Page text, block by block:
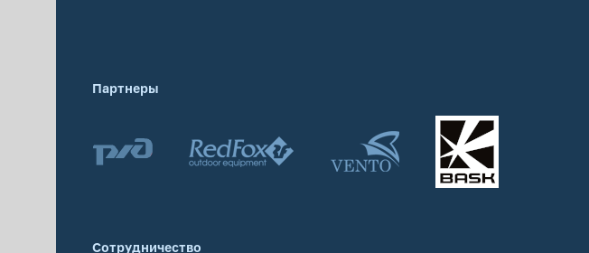
Партнеры
Сотрудничество